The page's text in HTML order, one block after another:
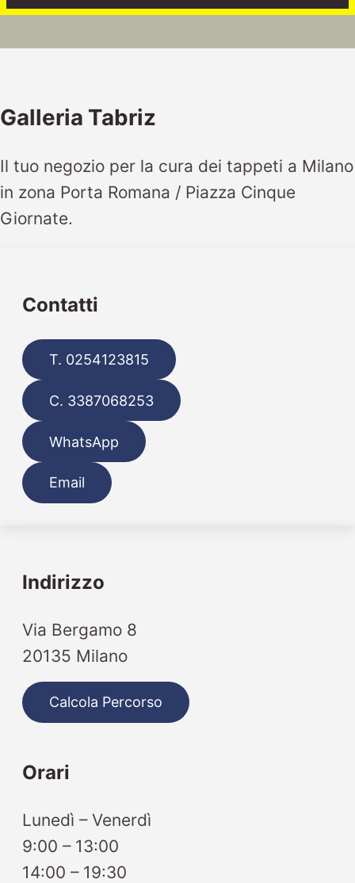
Galleria Tabriz
Il tuo negozio per la cura dei tappeti a Milano
in zona Porta Romana / Piazza Cinque
Giornate.
Contatti
T. 0254123815
C. 3387068253
WhatsApp
Email
Indirizzo
Via Bergamo 8
20135 Milano
Calcola Percorso
Orari
Lunedì – Venerdì
9:00 – 13:00
14:00 – 19:30